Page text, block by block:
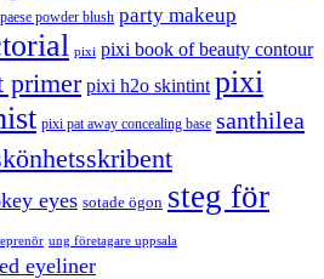
paese powder blush party makeup
pixi pixi book of beauty contour
primer pixi h2o skintint pixi
pixi pat away concealing base santhilea
eyes sotade ögon steg för
ung företagare uppsala
eyeliner